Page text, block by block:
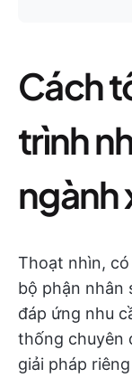
Cách
trình
ngành
Thoạt nhìn,
bộ phận nhân
đáp ứng nhu
thống chuyên
giải pháp